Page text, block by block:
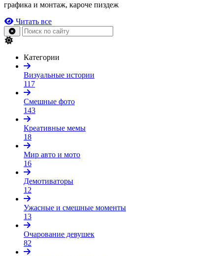
графика и монтаж, кароче пиздеж
Читать все
Категории
Визуальные истории
117
Смешные фото
143
Креативные мемы
18
Мир авто и мото
16
Демотиваторы
12
Ужасные и смешные моменты
13
Очарование девушек
82